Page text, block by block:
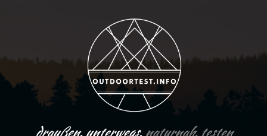
draußen. unterwegs.naturnah. testen